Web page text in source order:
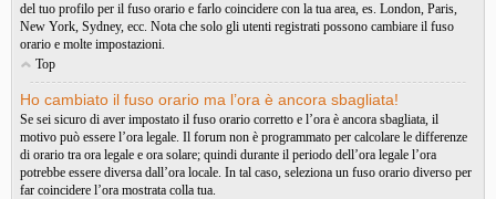
del tuo profilo per il fuso orario e farlo coincidere con la tua area, es. London, Paris,
New York, Sydney, ecc. Nota che solo gli utenti registrati possono cambiare il fuso
orario e molte impostazioni.
Top
Ho cambiato il fuso orario ma l’ora è ancora sbagliata!
Se sei sicuro di aver impostato il fuso orario corretto e l’ora è ancora sbagliata, il
motivo può essere l’ora legale. Il forum non è programmato per calcolare le differenze
di orario tra ora legale e ora solare; quindi durante il periodo dell’ora legale l’ora
potrebbe essere diversa dall’ora locale. In tal caso, seleziona un fuso orario diverso per
far coincidere l’ora mostrata colla tua.